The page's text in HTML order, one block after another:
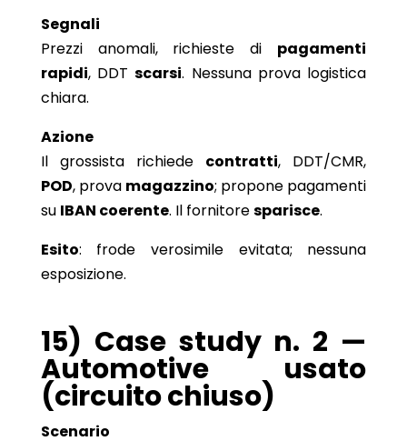
Segnali
Prezzi anomali, richieste di pagamenti
rapidi, DDTscarsi. Nessuna prova logistica
chiara.
Azione
Il grossista richiede contratti, DDT/CMR,
POD, prova magazzino; propone pagamenti
su IBAN coerente. Il fornitoresparisce.
Esito: frode verosimile evitata; nessuna
esposizione.
15) Case study n. 2 —
Automotive usato
(circuito chiuso)
Scenario